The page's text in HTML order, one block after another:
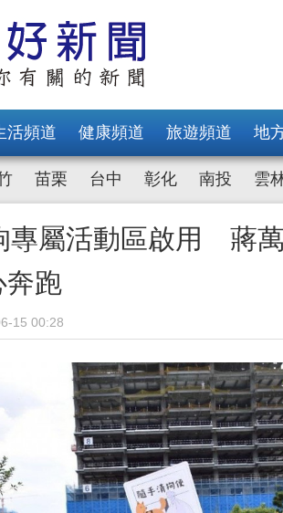
活頻道 健康頻道 旅遊頻道 地
苗栗 台中 彰化 南投 雲
專屬活動區啟用 蔣
奔跑
15 00:28